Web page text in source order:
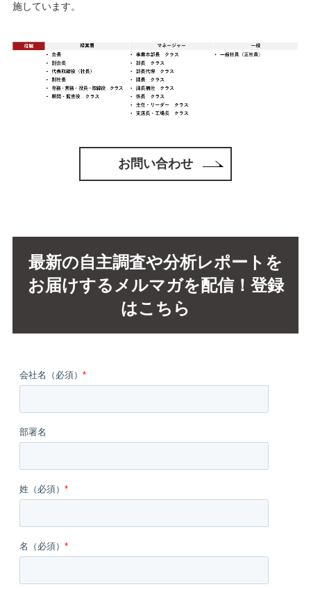
施しています。
お問い合わせ
最新の自主調査や分析レポートを
お届けするメルマガを配信！登録
はこちら